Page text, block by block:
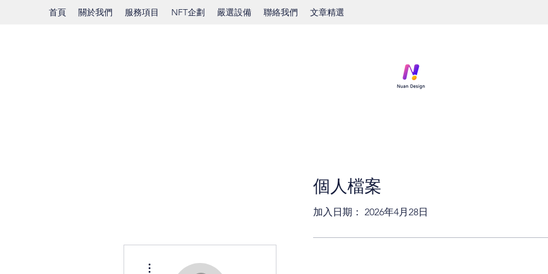
首頁 關於我們 服務項目 NFT企劃 嚴選設備 聯絡我們 文章精選
個人檔案
加入日期： 2026年4月28日